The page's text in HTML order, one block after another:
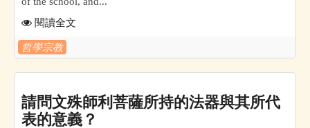
閱讀全文
哲學宗教
請問文殊師利菩薩所持的法器與其所代
表的意義？